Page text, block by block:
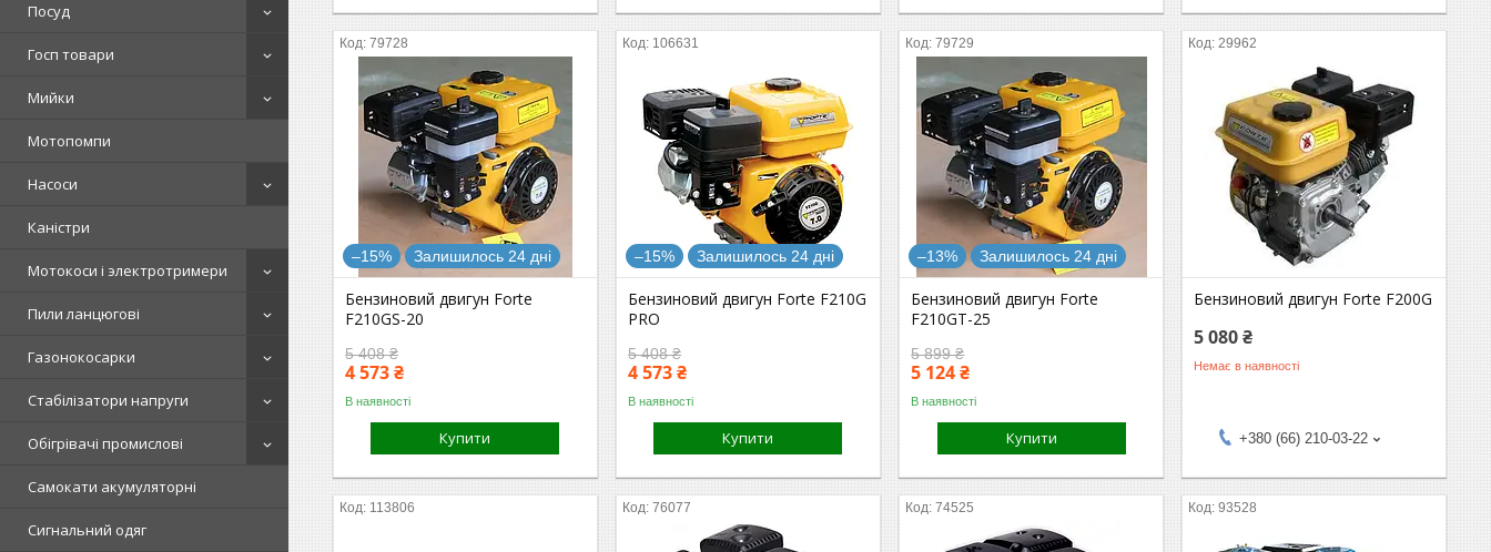
Посуд
Госп товари
Мийки
Мотопомпи
Насоси
Каністри
Мотокоси і электротримери
Пили ланцюгові
Газонокосарки
Стабілізатори напруги
Обігрівачі промислові
Самокати акумуляторні
Сигнальний одяг
79728
–15% Залишилось 24 дні
Бензиновий двигун Forte
F210GS-20
5 408 ₴
4 573 ₴
В наявності
Купити
106631
–15% Залишилось 24 дні
Бензиновий двигун Forte F210G
PRO
5 408 ₴
4 573 ₴
В наявності
Купити
79729
–13% Залишилось 24 дні
Бензиновий двигун Forte
F210GT-25
5 899 ₴
5 124 ₴
В наявності
Купити
29962
Бензиновий двигун Forte F200G
5 080 ₴
Немає в наявності
+380 (66) 210-03-22
113806 76077 74525 93528